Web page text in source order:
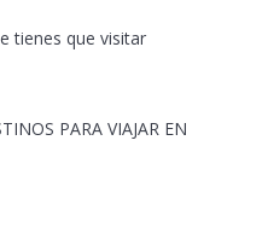
tienes que visitar
PARA VIAJAR EN